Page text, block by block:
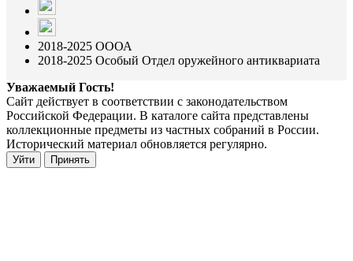
2018-2025 ОООА
2018-2025 Особый Отдел оружейного антиквариата
Уважаемый Гость!
Сайт действует в соответствии с законодательством
Российской Федерации. В каталоге сайта представлены
коллекционные предметы из частных собраний в России.
Исторический материал обновляется регулярно.
Уйти Принять